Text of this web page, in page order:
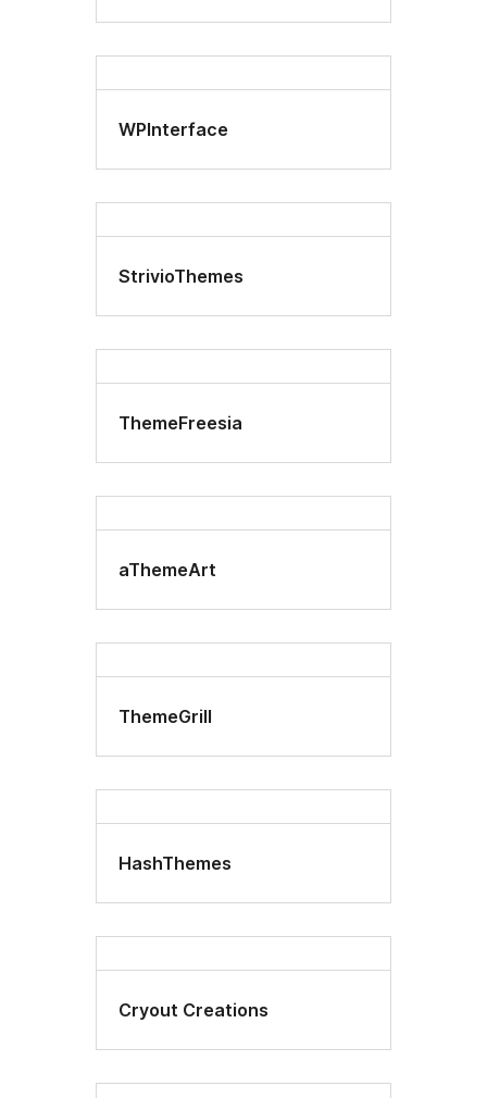
WPInterface
StrivioThemes
ThemeFreesia
aThemeArt
ThemeGrill
HashThemes
Cryout Creations